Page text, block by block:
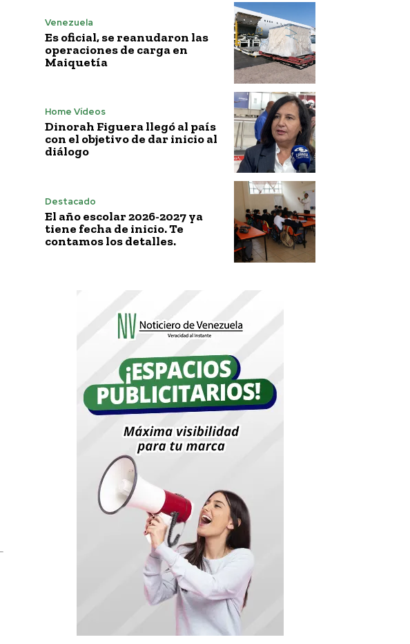
Venezuela
Es oficial, se reanudaron las
operaciones de carga en
Maiquetía
Home Vídeos
Dinorah Figuera llegó al país
con el objetivo de dar inicio al
diálogo
Destacado
El año escolar 2026-2027 ya
tiene fecha de inicio. Te
contamos los detalles.